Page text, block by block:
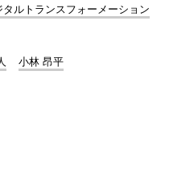
タルトランスフォーメーション
小林 昂平